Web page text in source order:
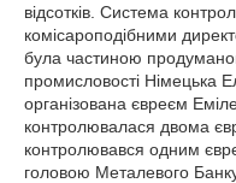
відсотків. Система
комісароподібними
була частиною
промисловості Німецька
організована євреєм
контролювалася двома
контролювався одним
головою Металевого